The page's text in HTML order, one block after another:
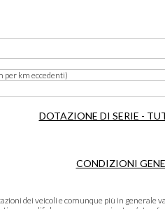
per km eccedenti)
DOTAZIONE DI SERIE -
CONDIZIONI
dei veicoli e comunque più in generale